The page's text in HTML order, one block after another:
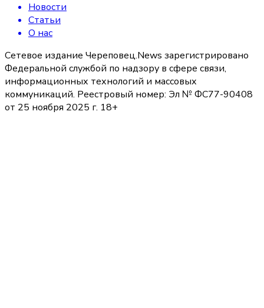
Новости
Статьи
О нас
Сетевое издание Череповец.News зарегистрировано
Федеральной службой по надзору в сфере связи,
информационных технологий и массовых
коммуникаций. Реестровый номер: Эл № ФС77-90408
от 25 ноября 2025 г. 18+